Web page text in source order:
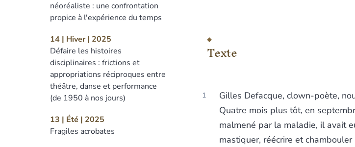
néoréaliste : une confrontation
propice à l'expérience du temps
14 | Hiver | 2025
Défaire les histoires
disciplinaires : frictions et
appropriations réciproques entre
théâtre, danse et performance
(de 1950 à nos jours)
13 | Été | 2025
Fragiles acrobates
Notes
Citer cet article
Texte
Gilles Defacque, clown-poète,
Quatre mois plus tôt, en
malmené par la maladie, il avait
mastiquer, réécrire et chambouler